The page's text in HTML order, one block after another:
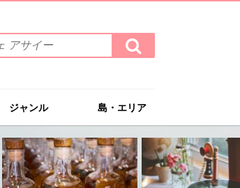
検
索
す
ジャンル 島・エリア